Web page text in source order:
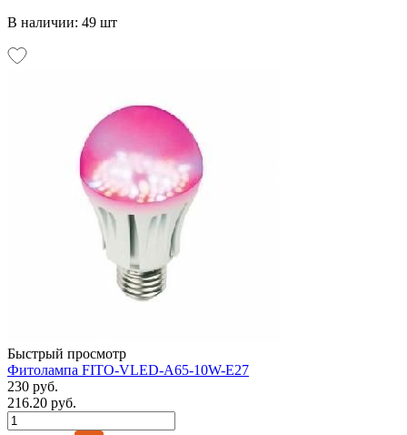
В наличии: 49 шт
Быстрый просмотр
Фитолампа FITO-VLED-A65-10W-E27
230 руб.
216.20 руб.